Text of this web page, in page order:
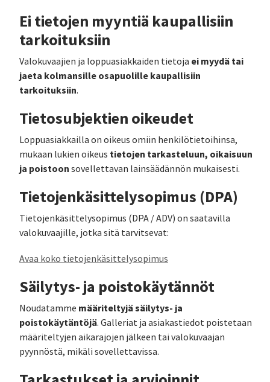
Ei tietojen myyntiä kaupallisiin
tarkoituksiin
Valokuvaajien ja loppuasiakkaiden tietoja ei myydä tai
jaeta kolmansille osapuolille kaupallisiin
tarkoituksiin.
Tietosubjektien oikeudet
Loppuasiakkailla on oikeus omiin henkilötietoihinsa,
mukaan lukien oikeus tietojen tarkasteluun, oikaisuun
ja poistoon sovellettavan lainsäädännön mukaisesti.
Tietojenkäsittelysopimus (DPA)
Tietojenkäsittelysopimus (DPA / ADV) on saatavilla
valokuvaajille, jotka sitä tarvitsevat:
Avaa koko tietojenkäsittelysopimus
Säilytys- ja poistokäytännöt
Noudatamme määriteltyjä säilytys- ja
poistokäytäntöjä. Galleriat ja asiakastiedot poistetaan
määriteltyjen aikarajojen jälkeen tai valokuvaajan
pyynnöstä, mikäli sovellettavissa.